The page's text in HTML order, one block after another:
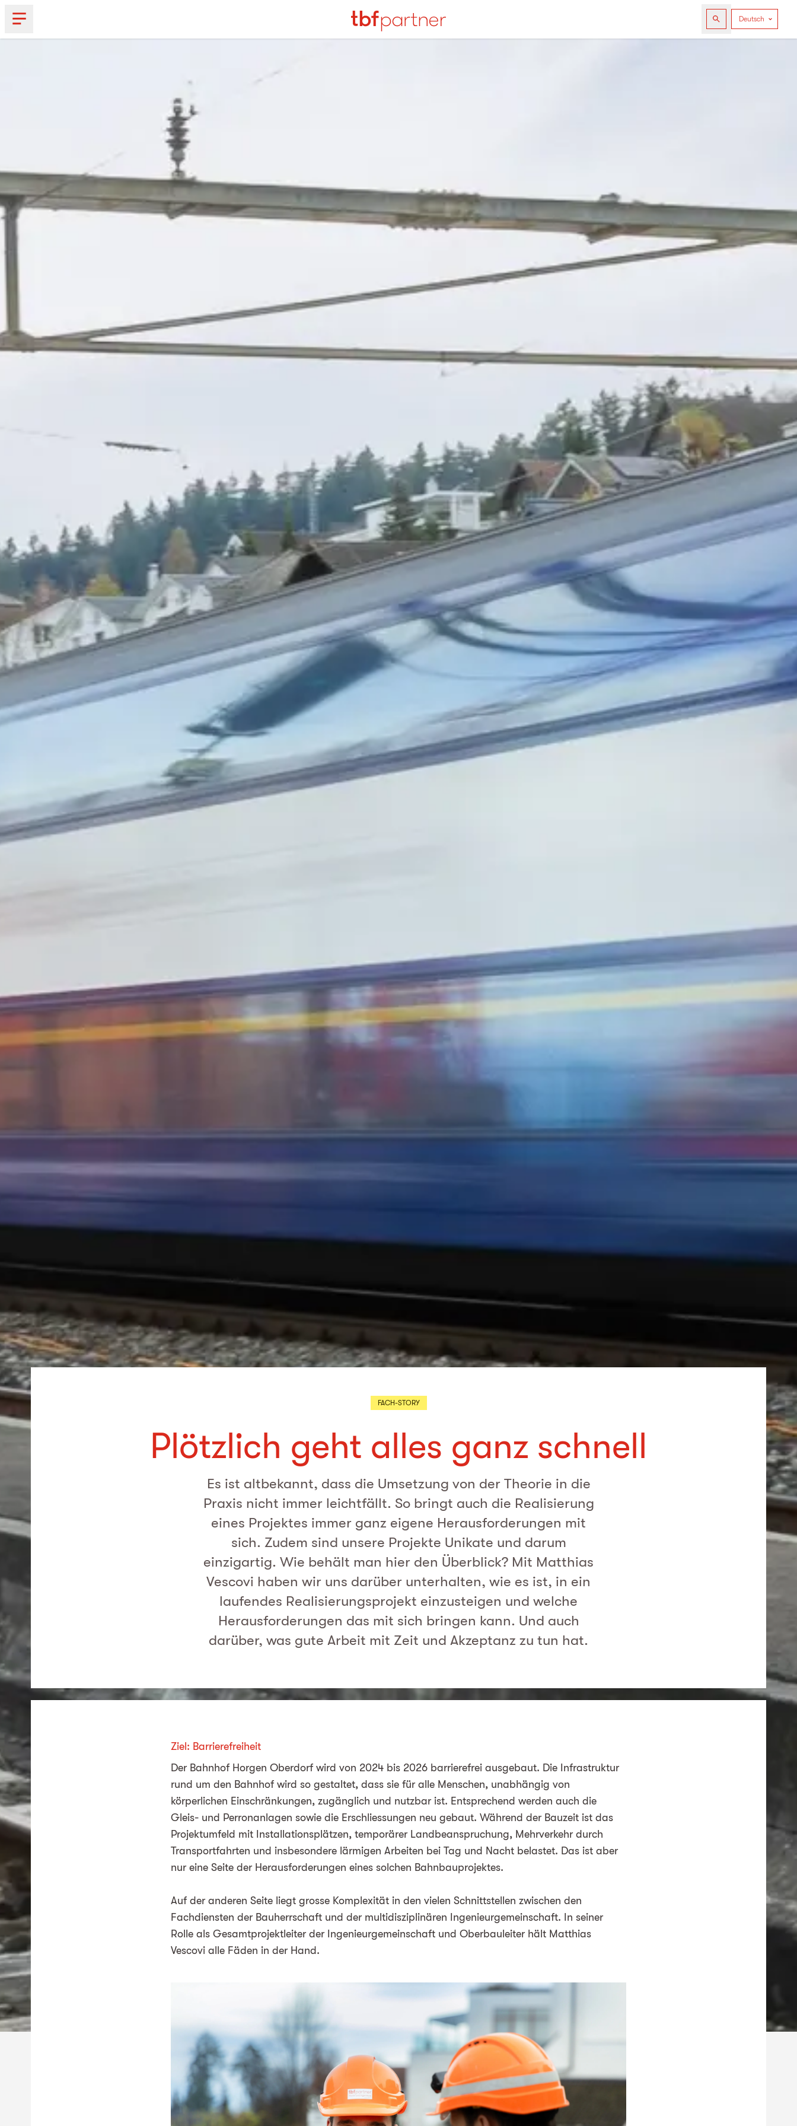
FACH-STORY
Plötzlich geht alles ganz schnell
Es ist altbekannt, dass die Umsetzung von der Theorie in die
Praxis nicht immer leichtfällt. So bringt auch die Realisierung
eines Projektes immer ganz eigene Herausforderungen mit
sich. Zudem sind unsere Projekte Unikate und darum
einzigartig. Wie behält man hier den Überblick? Mit Matthias
Vescovi haben wir uns darüber unterhalten, wie es ist, in ein
laufendes Realisierungsprojekt einzusteigen und welche
Herausforderungen das mit sich bringen kann. Und auch
darüber, was gute Arbeit mit Zeit und Akzeptanz zu tun hat.
Ziel: Barrierefreiheit
Der Bahnhof Horgen Oberdorf wird von 2024 bis 2026 barrierefrei ausgebaut. Die Infrastruktur
rund um den Bahnhof wird so gestaltet, dass sie für alle Menschen, unabhängig von
körperlichen Einschränkungen, zugänglich und nutzbar ist. Entsprechend werden auch die
Gleis- und Perronanlagen sowie die Erschliessungen neu gebaut. Während der Bauzeit ist das
Projektumfeld mit Installationsplätzen, temporärer Landbeanspruchung, Mehrverkehr durch
Transportfahrten und insbesondere lärmigen Arbeiten bei Tag und Nacht belastet. Das ist aber
nur eine Seite der Herausforderungen eines solchen Bahnbauprojektes.
Auf der anderen Seite liegt grosse Komplexität in den vielen Schnittstellen zwischen den
Fachdiensten der Bauherrschaft und der multidisziplinären Ingenieurgemeinschaft. In seiner
Rolle als Gesamtprojektleiter der Ingenieurgemeinschaft und Oberbauleiter hält Matthias
Vescovi alle Fäden in der Hand.